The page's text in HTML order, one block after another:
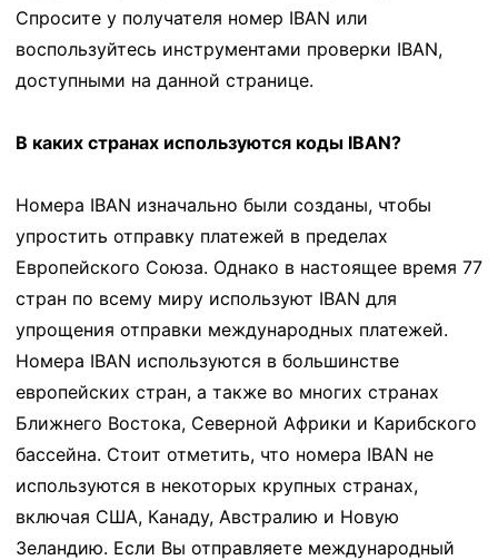
Спросите у получателя номер IBAN или
воспользуйтесь инструментами проверки IBAN,
доступными на данной странице.
В каких странах используются коды IBAN?
Номера IBAN изначально были созданы, чтобы
упростить отправку платежей в пределах
Европейского Союза. Однако в настоящее время 77
стран по всему миру используют IBAN для
упрощения отправки международных платежей.
Номера IBAN используются в большинстве
европейских стран, а также во многих странах
Ближнего Востока, Северной Африки и Карибского
бассейна. Стоит отметить, что номера IBAN не
используются в некоторых крупных странах,
включая США, Канаду, Австралию и Новую
Зеландию. Если Вы отправляете международный